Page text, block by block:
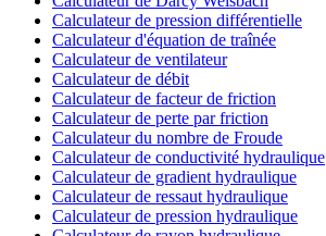
Calculateur de pression différentielle
Calculateur d'équation de traînée
Calculateur de ventilateur
Calculateur de débit
Calculateur de facteur de friction
Calculateur de perte par friction
Calculateur du nombre de Froude
Calculateur de conductivité hydraulique
Calculateur de gradient hydraulique
Calculateur de ressaut hydraulique
Calculateur de pression hydraulique